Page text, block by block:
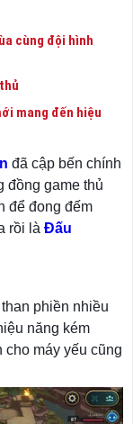
cùng đội hình
mang đến hiệu
đã cập bến chính
đồng game thủ
để đong đếm
rồi là Đấu
phiền nhiều
năng kém
máy yếu cũng